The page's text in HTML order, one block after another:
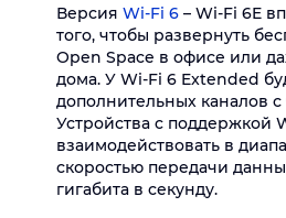
Версия Wi-Fi 6 – Wi-Fi 6E
того, чтобы развернуть
Open Space в офисе или
дома. У Wi-Fi 6 Extended
дополнительных каналов
Устройства c поддержкой
взаимодействовать в
скоростью передачи
гигабита в секунду.